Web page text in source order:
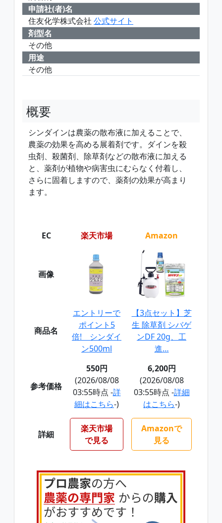
申請社(者)名
住友化学株式会社 公式サイト
剤型名
その他
用途
その他
概要
シンダインは農薬の散布液に加えることで、
農薬の効果を高める展着剤です。ダインを殺
虫剤、殺菌剤、除草剤などの散布液に加える
と、薬剤が植物や病害虫にむらなく付着し、
さらに固着しますので、薬剤の効果が高まり
ます。
EC 楽天市場 Amazon
画像
商品名
エントリーで
ポイント5
倍! シンダイ
ン500ml
【3点セット】芝
生 除草剤 シバゲ
ンDF 20g、工
進…
参考価格
550円
(2026/08/08
03:55時点 -詳
細はこちら-)
6,200円
(2026/08/08
03:55時点 -詳細
はこちら-)
詳細
楽天市場
で見る
Amazonで
見る